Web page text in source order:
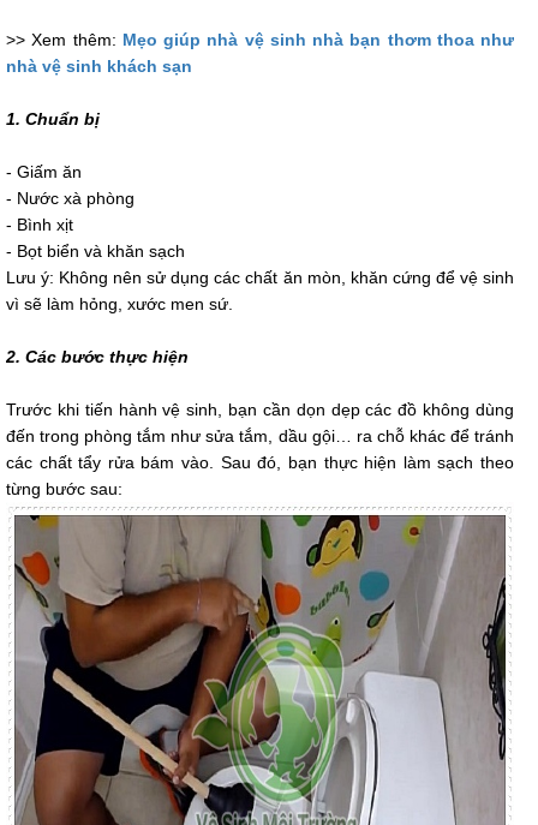
>> Xem thêm: Mẹo giúp nhà vệ sinh nhà bạn thơm thoa như
nhà vệ sinh khách sạn
1. Chuẩn bị
- Giấm ăn
- Nước xà phòng
- Bình xịt
- Bọt biển và khăn sạch
Lưu ý: Không nên sử dụng các chất ăn mòn, khăn cứng để vệ sinh
vì sẽ làm hỏng, xước men sứ.
2. Các bước thực hiện
Trước khi tiến hành vệ sinh, bạn cần dọn dẹp các đồ không dùng
đến trong phòng tắm như sửa tắm, dầu gội… ra chỗ khác để tránh
các chất tẩy rửa bám vào. Sau đó, bạn thực hiện làm sạch theo
từng bước sau: